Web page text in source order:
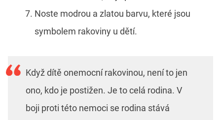
Noste modrou a zlatou barvu, které jsou
symbolem rakoviny u dětí.
Když dítě onemocní rakovinou, není to jen
ono, kdo je postižen. Je to celá rodina. V
boji proti této nemoci se rodina stává